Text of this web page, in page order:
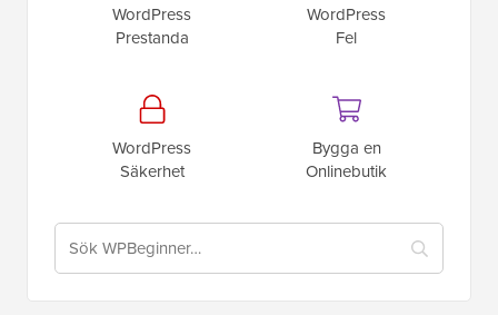
WordPress
Prestanda
WordPress
Fel
WordPress
Säkerhet
Bygga en
Onlinebutik